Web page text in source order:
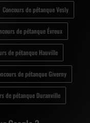
Concours de pétanque Vesly
de pétanque Évreux
de pétanque Hauville
de pétanque Giverny
de pétanque Duranville